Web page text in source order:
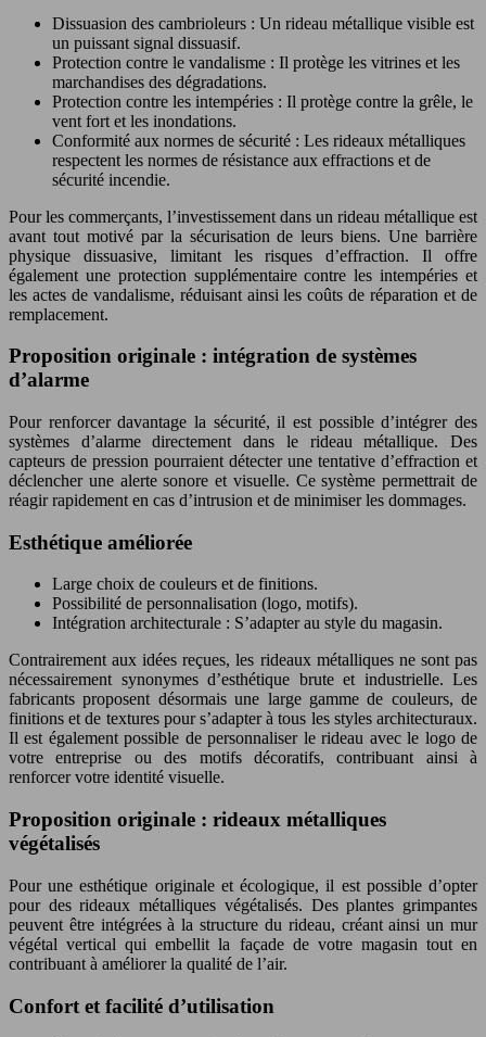
Dissuasion des cambrioleurs : Un rideau métallique visible est
un puissant signal dissuasif.
Protection contre le vandalisme : Il protège les vitrines et les
marchandises des dégradations.
Protection contre les intempéries : Il protège contre la grêle, le
vent fort et les inondations.
Conformité aux normes de sécurité : Les rideaux métalliques
respectent les normes de résistance aux effractions et de
sécurité incendie.
Pour les commerçants, l’investissement dans un rideau métallique est
avant tout motivé par la sécurisation de leurs biens. Une barrière
physique dissuasive, limitant les risques d’effraction. Il offre
également une protection supplémentaire contre les intempéries et
les actes de vandalisme, réduisant ainsi les coûts de réparation et de
remplacement.
Proposition originale : intégration de systèmes
d’alarme
Pour renforcer davantage la sécurité, il est possible d’intégrer des
systèmes d’alarme directement dans le rideau métallique. Des
capteurs de pression pourraient détecter une tentative d’effraction et
déclencher une alerte sonore et visuelle. Ce système permettrait de
réagir rapidement en cas d’intrusion et de minimiser les dommages.
Esthétique améliorée
Large choix de couleurs et de finitions.
Possibilité de personnalisation (logo, motifs).
Intégration architecturale : S’adapter au style du magasin.
Contrairement aux idées reçues, les rideaux métalliques ne sont pas
nécessairement synonymes d’esthétique brute et industrielle. Les
fabricants proposent désormais une large gamme de couleurs, de
finitions et de textures pour s’adapter à tous les styles architecturaux.
Il est également possible de personnaliser le rideau avec le logo de
votre entreprise ou des motifs décoratifs, contribuant ainsi à
renforcer votre identité visuelle.
Proposition originale : rideaux métalliques
végétalisés
Pour une esthétique originale et écologique, il est possible d’opter
pour des rideaux métalliques végétalisés. Des plantes grimpantes
peuvent être intégrées à la structure du rideau, créant ainsi un mur
végétal vertical qui embellit la façade de votre magasin tout en
contribuant à améliorer la qualité de l’air.
Confort et facilité d’utilisation